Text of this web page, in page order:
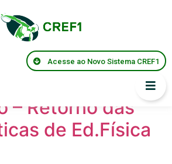
Acesse ao Novo Sistema CREF1
2020
3149/2020 –
– Retorno das
de Ed.Física